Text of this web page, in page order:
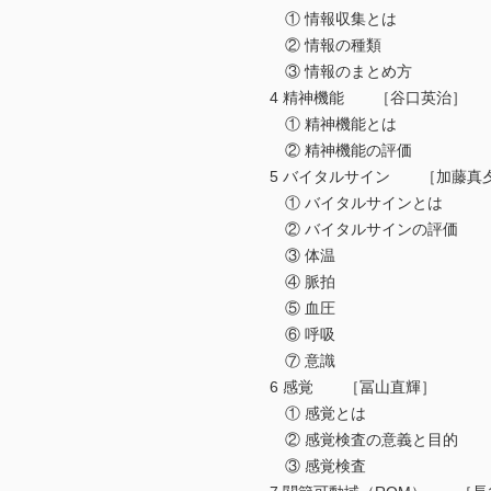
① 情報収集とは
② 情報の種類
③ 情報のまとめ方
4 精神機能 ［谷口英治］
① 精神機能とは
② 精神機能の評価
5 バイタルサイン ［加藤真
① バイタルサインとは
② バイタルサインの評価
③ 体温
④ 脈拍
⑤ 血圧
⑥ 呼吸
⑦ 意識
6 感覚 ［冨山直輝］
① 感覚とは
② 感覚検査の意義と目的
③ 感覚検査